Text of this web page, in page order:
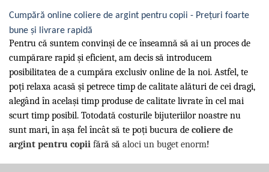
Cumpără online coliere de argint pentru copii - Prețuri foarte
bune și livrare rapidă
Pentru că suntem convinși de ce înseamnă să ai un proces de
cumpărare rapid și eficient, am decis să introducem
posibilitatea de a cumpăra exclusiv online de la noi. Astfel, te
poți relaxa acasă și petrece timp de calitate alături de cei dragi,
alegând în același timp produse de calitate livrate în cel mai
scurt timp posibil. Totodată costurile bijuteriilor noastre nu
sunt mari, în așa fel încât să te poți bucura de coliere de
argint pentru copii fără să aloci un buget enorm!